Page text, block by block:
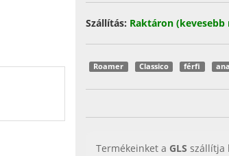
Szállítás: Raktáron
Roamer Classico férfi
Termékeinket a GLS szállítja